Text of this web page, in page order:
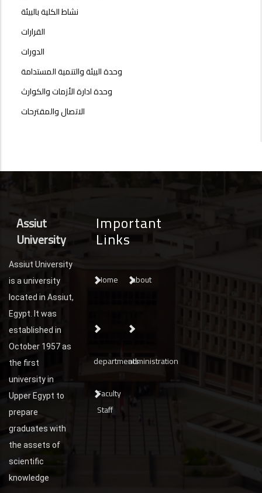
نشاط الكلية بالبيئة
القرارات
الدورات
وحدة البيئة والتنمية المستدامة
وحدة ادارة الأزمات والكوارث
الاتصال والمقترحات
Assiut
University
Assiut University
is a university
located in Assiut,
Egypt. It was
established in
October 1957 as
the first
university in
Upper Egypt to
prepare
graduates with
the assets of
scientific
knowledge
Important
Links
Home about
departmentsadministration
Faculty
Staff